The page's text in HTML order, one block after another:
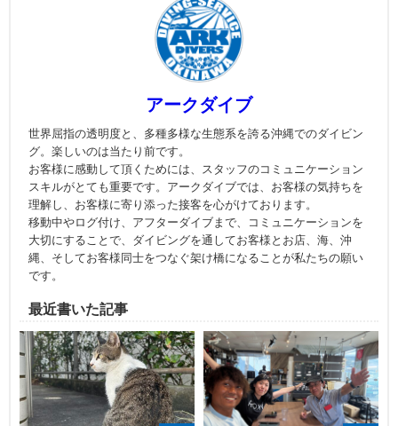
アークダイブ
世界屈指の透明度と、多種多様な生態系を誇る沖縄でのダイビン
グ。楽しいのは当たり前です。
お客様に感動して頂くためには、スタッフのコミュニケーション
スキルがとても重要です。アークダイブでは、お客様の気持ちを
理解し、お客様に寄り添った接客を心がけております。
移動中やログ付け、アフターダイブまで、コミュニケーションを
大切にすることで、ダイビングを通してお客様とお店、海、沖
縄、そしてお客様同士をつなぐ架け橋になることが私たちの願い
です。
最近書いた記事